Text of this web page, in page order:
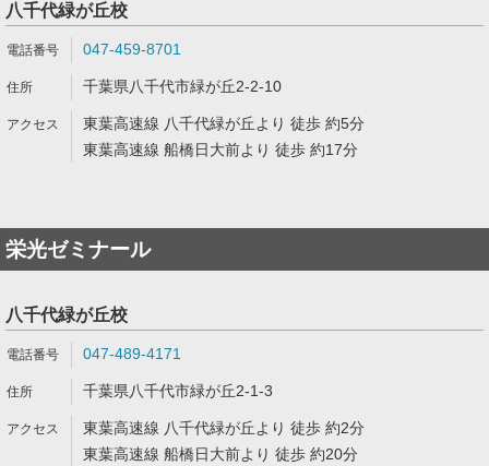
八千代緑が丘校
047-459-8701
千葉県八千代市緑が丘2-2-10
東葉高速線 八千代緑が丘より 徒歩 約5分
東葉高速線 船橋日大前より 徒歩 約17分
栄光ゼミナール
八千代緑が丘校
047-489-4171
千葉県八千代市緑が丘2-1-3
東葉高速線 八千代緑が丘より 徒歩 約2分
東葉高速線 船橋日大前より 徒歩 約20分